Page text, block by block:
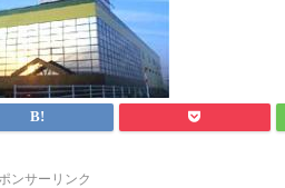
ンサーリンク